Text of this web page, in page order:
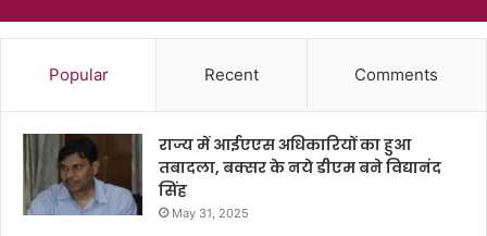
Popular Recent Comments
राज्य में आईएएस अधिकारियों का हुआ
तबादला, बक्सर के नये डीएम बने विद्यानंद
सिंह
May 31, 2025